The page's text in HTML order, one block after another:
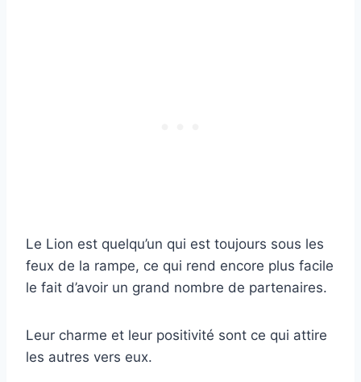
Le Lion est quelqu’un qui est toujours sous les
feux de la rampe, ce qui rend encore plus facile
le fait d’avoir un grand nombre de partenaires.
Leur charme et leur positivité sont ce qui attire
les autres vers eux.